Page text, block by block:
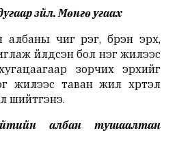
зүйл. Мөнгө угаах
чиг үүрэг, бүрэн эрх,
үйлдсэн бол нэг жилээс
зорчих эрхийг
жилээс таван жил хүртэл
шийтгэнэ.
албан тушаалтан